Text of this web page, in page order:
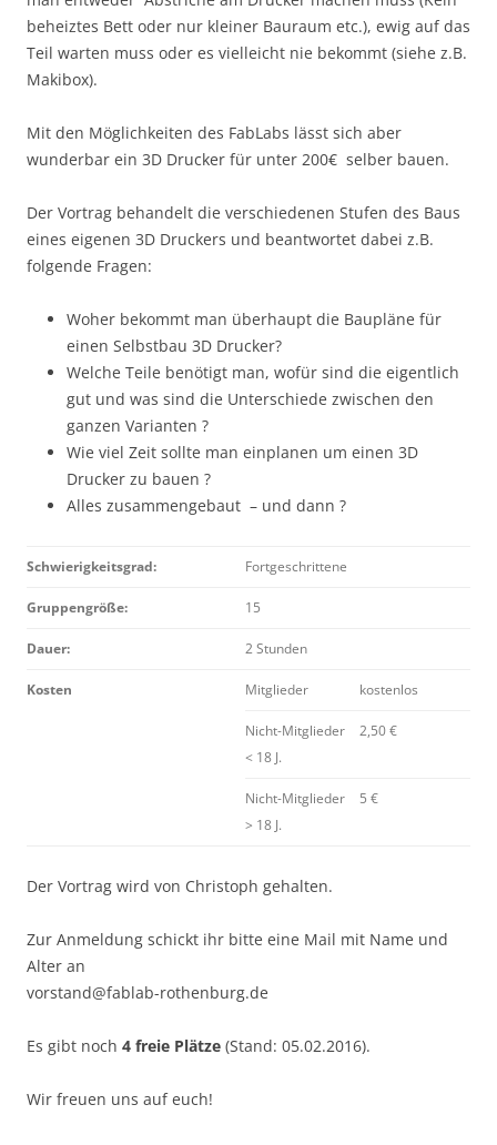
beheiztes Bett oder nur kleiner Bauraum etc.), ewig auf das
Teil warten muss oder es vielleicht nie bekommt (siehe z.B.
Makibox).
Mit den Möglichkeiten des FabLabs lässt sich aber
wunderbar ein 3D Drucker für unter 200€ selber bauen.
Der Vortrag behandelt die verschiedenen Stufen des Baus
eines eigenen 3D Druckers und beantwortet dabei z.B.
folgende Fragen:
Woher bekommt man überhaupt die Baupläne für
einen Selbstbau 3D Drucker?
Welche Teile benötigt man, wofür sind die eigentlich
gut und was sind die Unterschiede zwischen den
ganzen Varianten ?
Wie viel Zeit sollte man einplanen um einen 3D
Drucker zu bauen ?
Alles zusammengebaut – und dann ?
Schwierigkeitsgrad: Fortgeschrittene
Gruppengröße: 15
Dauer: 2 Stunden
Kosten Mitglieder kostenlos
Nicht-Mitglieder
< 18 J.
2,50 €
Nicht-Mitglieder
> 18 J.
5 €
Der Vortrag wird von Christoph gehalten.
Zur Anmeldung schickt ihr bitte eine Mail mit Name und
Alter an
vorstand@fablab-rothenburg.de
Es gibt noch 4 freie Plätze (Stand: 05.02.2016).
Wir freuen uns auf euch!